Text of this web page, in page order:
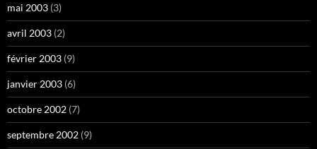
mai 2003 (3)
avril 2003 (2)
février 2003 (9)
janvier 2003 (6)
octobre 2002 (7)
septembre 2002 (9)